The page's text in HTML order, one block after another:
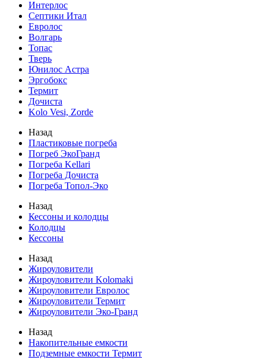
Интерлос
Септики Итал
Евролос
Волгарь
Топас
Тверь
Юнилос Астра
Эргобокс
Термит
Дочиста
Kolo Vesi, Zorde
Назад
Пластиковые погреба
Погреб ЭкоГранд
Погреба Kellari
Погреба Дочиста
Погреба Топол-Эко
Назад
Кессоны и колодцы
Колодцы
Кессоны
Назад
Жироуловители
Жироуловители Kolomaki
Жироуловители Евролос
Жироуловители Термит
Жироуловители Эко-Гранд
Назад
Накопительные емкости
Подземные емкости Термит